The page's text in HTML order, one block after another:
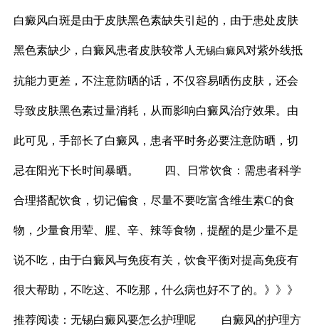
白癜风白斑是由于皮肤黑色素缺失引起的，由于患处皮肤
黑色素缺少，白癜风患者皮肤较常人无锡白癜风对紫外线抵
抗能力更差，不注意防晒的话，不仅容易晒伤皮肤，还会
导致皮肤黑色素过量消耗，从而影响白癜风治疗效果。由
此可见，手部长了白癜风，患者平时务必要注意防晒，切
忌在阳光下长时间暴晒。 四、日常饮食：需患者科学
合理搭配饮食，切记偏食，尽量不要吃富含维生素C的食
物，少量食用荤、腥、辛、辣等食物，提醒的是少量不是
说不吃，由于白癜风与免疫有关，饮食平衡对提高免疫有
很大帮助，不吃这、不吃那，什么病也好不了的。》》》
推荐阅读：无锡白癜风要怎么护理呢 白癜风的护理方